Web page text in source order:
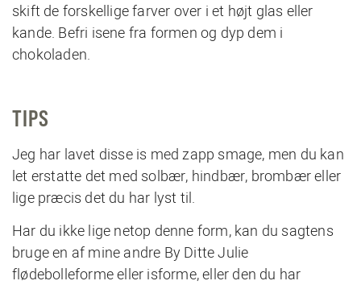
skift de forskellige farver over i et højt glas eller
kande. Befri isene fra formen og dyp dem i
chokoladen.
TIPS
Jeg har lavet disse is med zapp smage, men du kan
let erstatte det med solbær, hindbær, brombær eller
lige præcis det du har lyst til.
Har du ikke lige netop denne form, kan du sagtens
bruge en af mine andre By Ditte Julie
flødebolleforme eller isforme, eller den du har